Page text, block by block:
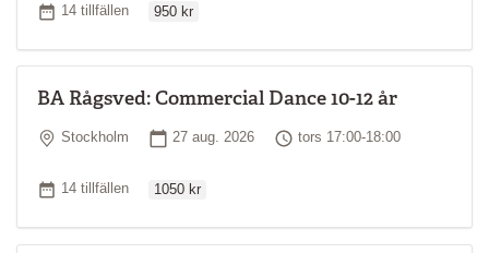
Antal tillfällen
14 tillfällen 950 kr
BA Rågsved: Commercial Dance 10-12 år
Plats
Stockholm Startdatum
27 aug. 2026 Tid
tors 17:00-18:00
Antal tillfällen
14 tillfällen 1050 kr